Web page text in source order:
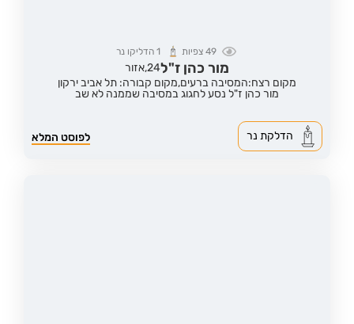
49צפיות 1 הדליקו נר
מור כהן ז"ל24,אזור
מקום רצח:המסיבה ברעים,מקום קבורה: תל אביב ירקון
מור כהן ז"ל נסע לחגוג במסיבה שממנה לא שב
לפוסט המלא הדלקת נר